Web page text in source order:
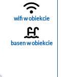
wifi w obiekcie
basen w obiekcie